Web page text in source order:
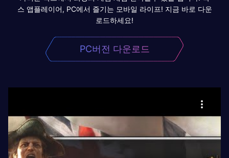
스 앱플레이어, PC에서 즐기는 모바일 라이프! 지금 바로 다운
로드하세요!
PC버전 다운로드